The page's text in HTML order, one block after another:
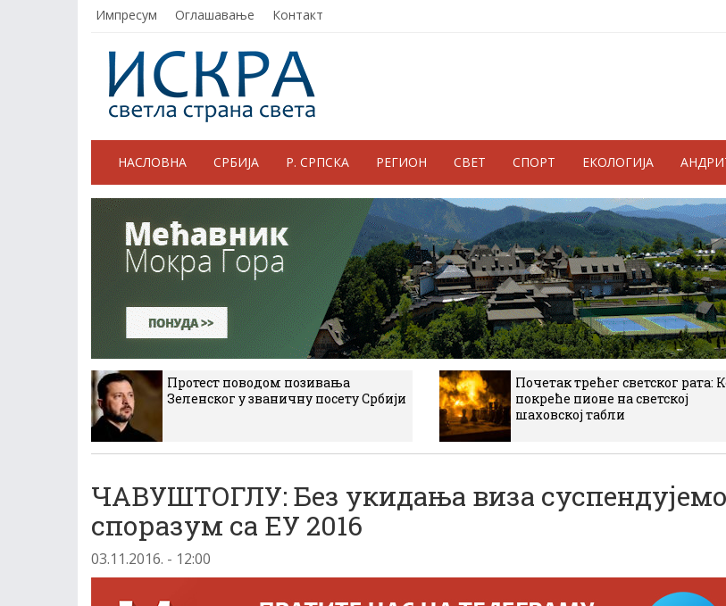
Импресум Оглашавање Контакт
НАСЛОВНА СРБИЈА Р. СРПСКА РЕГИОН СВЕТ СПОРТ ЕКОЛОГИЈА
Протест поводом позивања
Зеленског у званичну посету Србији
Почетак трећег светског рата:
покреће пионе на светској
шаховској табли
ЧАВУШТОГЛУ: Без укидања виза суспендујемо
споразум са ЕУ 2016
03.11.2016. - 12:00